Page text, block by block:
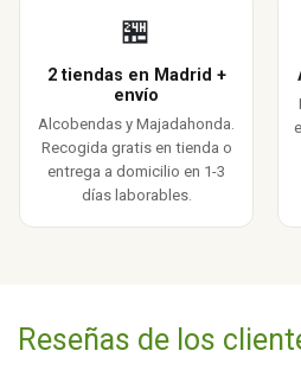
🏪
2 tiendas en Madrid +
envío
Alcobendas y Majadahonda.
Recogida gratis en tienda o
entrega a domicilio en 1-3
días laborables.
Reseñas de los